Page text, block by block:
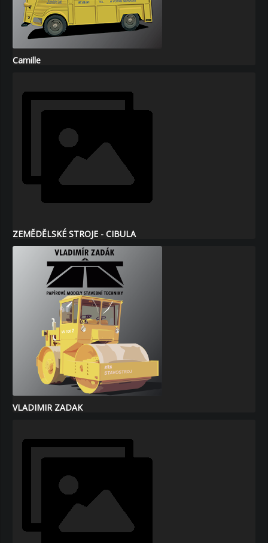
Camille
ZEMĚDĚLSKÉ STROJE - CIBULA
VLADIMIR ZADAK